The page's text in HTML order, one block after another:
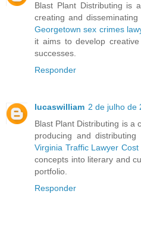
Blast Plant Distributing is
creating and
Georgetown sex crimes
it aims to develop
successes.
Responder
lucaswilliam 2 de julho de
Blast Plant Distributing is a
producing and distributing
Virginia Traffic Lawyer Cost
concepts into literary and
portfolio.
Responder